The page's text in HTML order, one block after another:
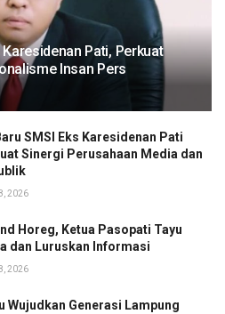
Pati, Perkuat
Insan Pers
SMSI Eks Karesidenan Pati
Sinergi Perusahaan Media dan
2026
Horeg, Ketua Pasopati Tayu
dan Luruskan Informasi
2026
Wujudkan Generasi Lampung